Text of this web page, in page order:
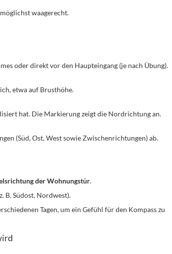
waagerecht.
oder direkt vor den Haupteingang (je nach Übung).
etwa auf Brusthöhe.
hat. Die Markierung zeigt die Nordrichtung an.
(Süd, Ost, West sowie Zwischenrichtungen) ab.
der Wohnungstür.
B. Südost, Nordwest).
Tagen, um ein Gefühl für den Kompass zu